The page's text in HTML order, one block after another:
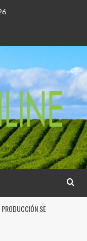
SE